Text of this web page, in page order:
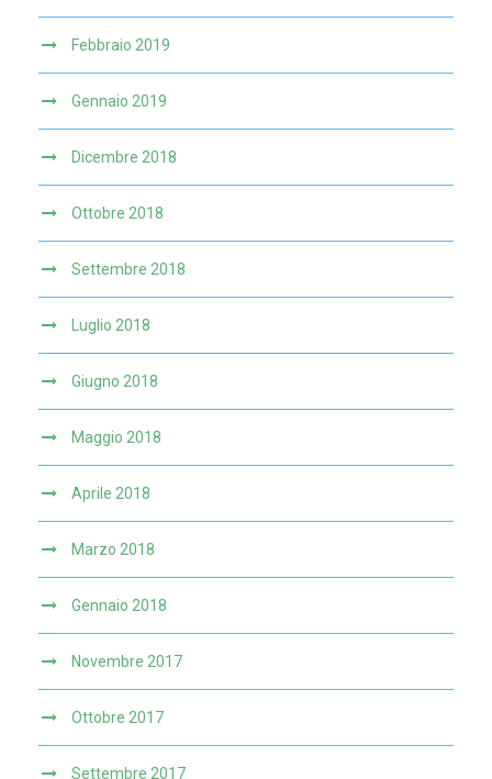
Febbraio 2019
Gennaio 2019
Dicembre 2018
Ottobre 2018
Settembre 2018
Luglio 2018
Giugno 2018
Maggio 2018
Aprile 2018
Marzo 2018
Gennaio 2018
Novembre 2017
Ottobre 2017
Settembre 2017